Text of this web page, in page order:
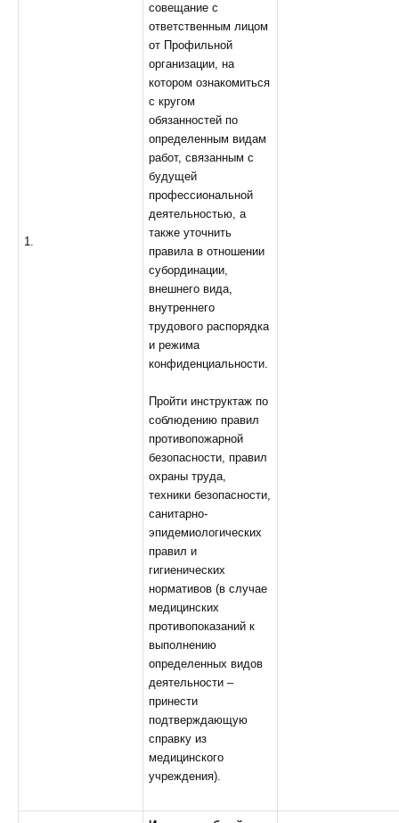
1.
совещание с
ответственным лицом
от Профильной
организации, на
котором ознакомиться
с кругом
обязанностей по
определенным видам
работ, связанным с
будущей
профессиональной
деятельностью, а
также уточнить
правила в отношении
субординации,
внешнего вида,
внутреннего
трудового распорядка
и режима
конфиденциальности.
Пройти инструктаж по
соблюдению правил
противопожарной
безопасности, правил
охраны труда,
техники безопасности,
санитарно-
эпидемиологических
правил и
гигиенических
нормативов (в случае
медицинских
противопоказаний к
выполнению
определенных видов
деятельности –
принести
подтверждающую
справку из
медицинского
учреждения).